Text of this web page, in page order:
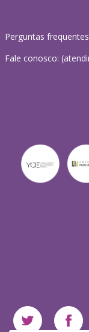
Perguntas frequentes
Fale conosco: